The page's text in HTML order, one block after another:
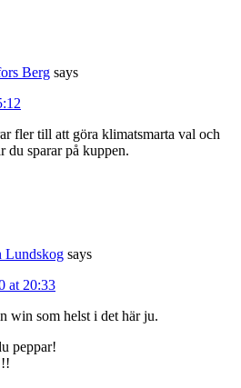
Berg says
fler till att göra klimatsmarta val och
du sparar på kuppen.
Lundskog says
at 20:33
win som helst i det här ju.
peppar!